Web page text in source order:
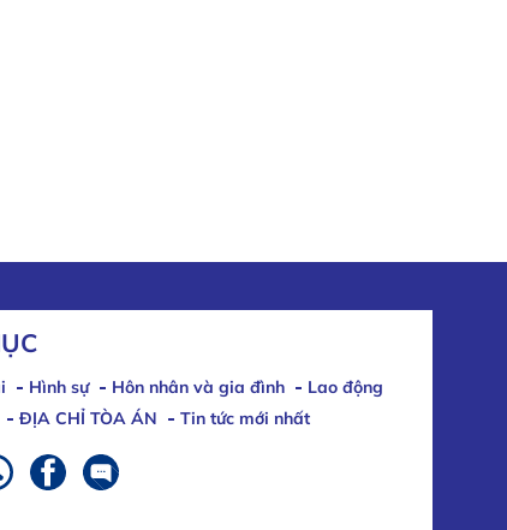
Hình sự Hôn nhân và gia đình
Lao động
ĐỊA CHỈ TÒA ÁN Tin tức mới nhất